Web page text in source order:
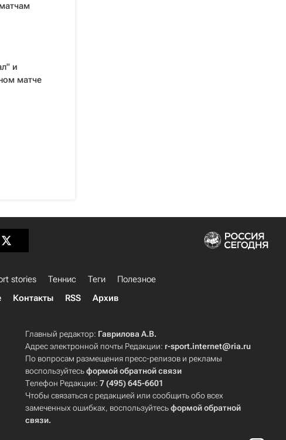
и
матче
stories Теннис Теги
Полезное
Контакты RSS Архив
Главный редактор: Гаврилова А.В.
Адрес электронной почты Редакции: r-sport.internet@ria.ru
По вопросам размещения пресс-релизов и рекламы
воспользуйтесьформой обратной связи
Телефон Редакции:7 (495) 645-6601
Чтобы связаться с редакцией или сообщить обо всех
замеченных ошибках, воспользуйтесьформой обратной
связи.